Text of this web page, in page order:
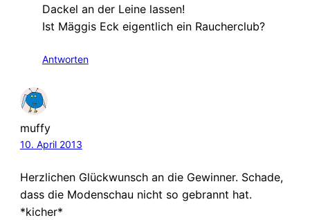
Dackel an der Leine lassen!
Ist Mäggis Eck eigentlich ein Raucherclub?
Antworten
muffy
10. April 2013
Herzlichen Glückwunsch an die Gewinner. Schade,
dass die Modenschau nicht so gebrannt hat.
*kicher*